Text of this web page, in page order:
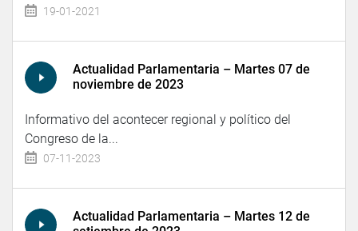
19-01-2021
Actualidad Parlamentaria – Martes 07 de
noviembre de 2023
Informativo del acontecer regional y político del
Congreso de la...
07-11-2023
Actualidad Parlamentaria – Martes 12 de